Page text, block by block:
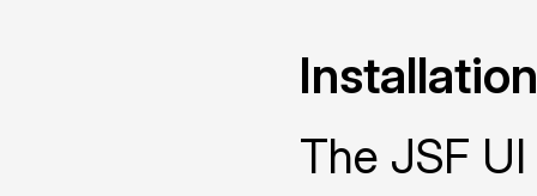
Installation
The JSF